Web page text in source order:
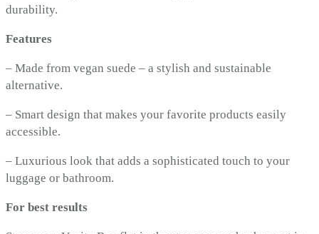
durability.
Features
– Made from vegan suede – a stylish and sustainable
alternative.
– Smart design that makes your favorite products easily
accessible.
– Luxurious look that adds a sophisticated touch to your
luggage or bathroom.
For best results